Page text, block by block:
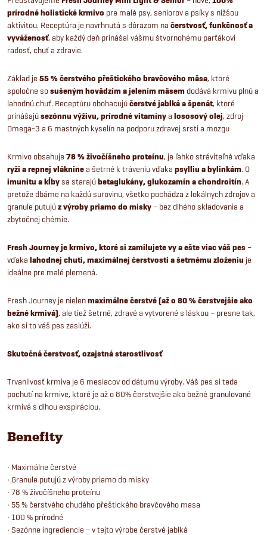
prírodné holistickékrmivo pre malé psy, seniorov a psíky s nižšou
aktivitou. Receptúra je navrhnutá s dôrazom na čerstvosť, funkčnosť a
vyváženosť, aby každý deň prinášal vášmu štvornohému parťákovi
radosť, chuť a zdravie.
Základ je 55 % čerstvého přeštického bravčového mäsa, ktoré
spoločne sosušeným hovädzím a jelením mäsem dodává krmivu plnú a
lahodnú chuť. Receptúru obohacujúčerstvé jablká a špenát, ktoré
prinášajúsezónnu výživu, prírodné vitamínya lososový olej, zdroj
Omega-3 a 6 mastných kyselín na podporu zdravej srsti a mozgu
Krmivo obsahuje 78 %živočíšneho proteínu, je ľahko stráviteľné vďaka
ryži a repnej vlákninea šetrné k tráveniu vďaka psylliu a bylinkám. O
imunitu a kĺbysa starajúbetaglukány, glukozamín a chondroitín. A
pretože dbáme na každú surovinu, všetko pochádza z lokálnych zdrojov a
granule putujúz výroby priamo do misky – bez dlhého skladovania a
zbytočnej chémie.
Fresh Journey je krmivo, ktoré si zamilujete vy a ešte viac váš pes –
vďaka lahodnej chuti, maximálnej čerstvosti a šetrnému zloženiu je
ideálne pre malé plemená.
Fresh Journey je nielenmaximálne čerstvé (až o 80 % čerstvejšie ako
bežné krmivá), ale tiež šetrné, zdravé a vytvorené s láskou – presne tak,
ako si to váš pes zaslúži.
Skutočná čerstvosť, ozajstná starostlivosť
Trvanlivosť krmiva je 6 mesiacov od dátumu výroby. Váš pes si teda
pochutí na krmive, ktoré je až o 80% čerstvejšie ako bežné granulované
krmivá s dlhou exspiráciou.
Benefity
• Maximálne čerstvé
• Granule putujú z výroby priamo do misky
• 78 % živočíšneho proteínu
• 55 % čerstvého chudého přeštického bravčového masa
• 100 % prírodné
• Sezónne ingrediencie – v tejto výrobe čerstvé jablká